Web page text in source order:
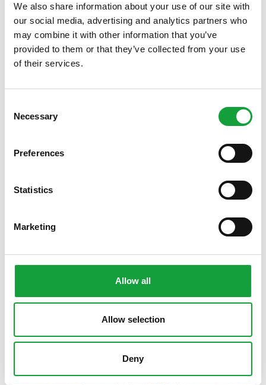
We also share information about your use of our site with
our social media, advertising and analytics partners who
may combine it with other information that you’ve
provided to them or that they’ve collected from your use
of their services.
Selection
Necessary
Preferences
Statistics
Marketing
Allow all
Allow selection
Deny
tag directory > guida relais&chateau
guida Relais&Chateau
ISCRIVITI ALLA NEWSLETTER
Resta aggiornato su tutte le ultime novita nel campo